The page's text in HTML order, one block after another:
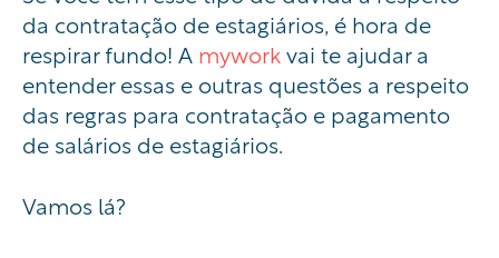
da contratação de estagiários, é hora de
respirar fundo! A myworkvai te ajudar a
entender essas e outras questões a respeito
das regras para contratação e pagamento
de salários de estagiários.
Vamos lá?